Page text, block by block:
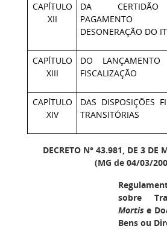
CAPÍTULO
XII
DA
DESONERAÇÃO DO
CAPÍTULO
XIII
DO
FISCALIZAÇÃO
CAPÍTULO
XIV
DAS DISPOSIÇÕES
TRANSITÓRIAS
DECRETO N° 43.981, DE 3 DE
(MG de 04/03/
sobre
Mortise
Bens ou